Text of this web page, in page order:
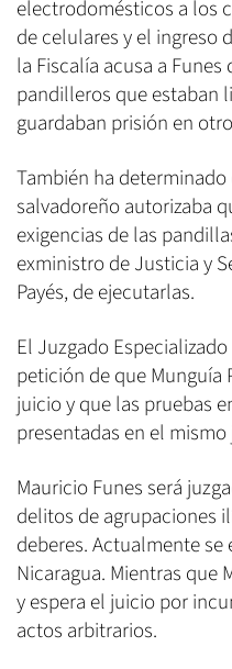
electrodomésticos a los
de celulares y el ingreso
la Fiscalía acusa a
pandilleros que estaban
guardaban prisión en
También ha
salvadoreño autorizaba
exigencias de las
exministro de Justicia y
Payés, de ejecutarlas.
El Juzgado
petición de que Munguía
juicio y que las pruebas
presentadas en el
Mauricio Funes será
delitos de agrupaciones
deberes. Actualmente
Nicaragua. Mientras que
y espera el juicio por
actos arbitrarios.